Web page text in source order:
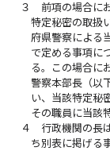
３
前項の場合に
特定秘密の取扱
府県警察による
で定める事項に
る。この場合に
警察本部長（以
い、当該特定秘
その職員に当該
４
行政機関の長
ち別表に掲げる